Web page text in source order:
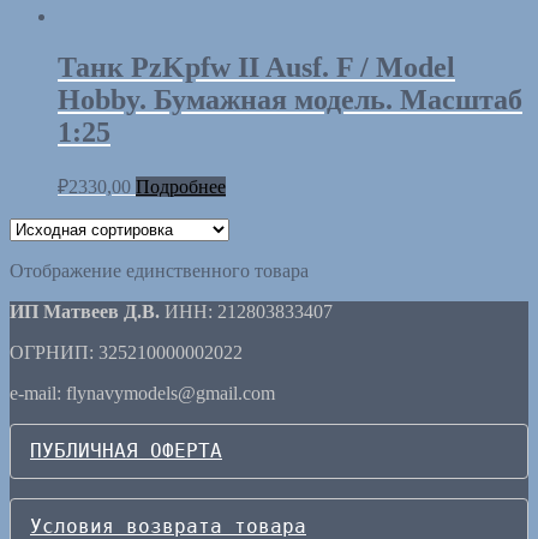
Танк PzKpfw II Ausf. F / Model
Hobby. Бумажная модель. Масштаб
1:25
₽2330,00 Подробнее
Отображение единственного товара
ИП Матвеев Д.В. ИНН: 212803833407
ОГРНИП: 325210000002022
e-mail: flynavymodels@gmail.com
ПУБЛИЧНАЯ ОФЕРТА
Условия возврата товара